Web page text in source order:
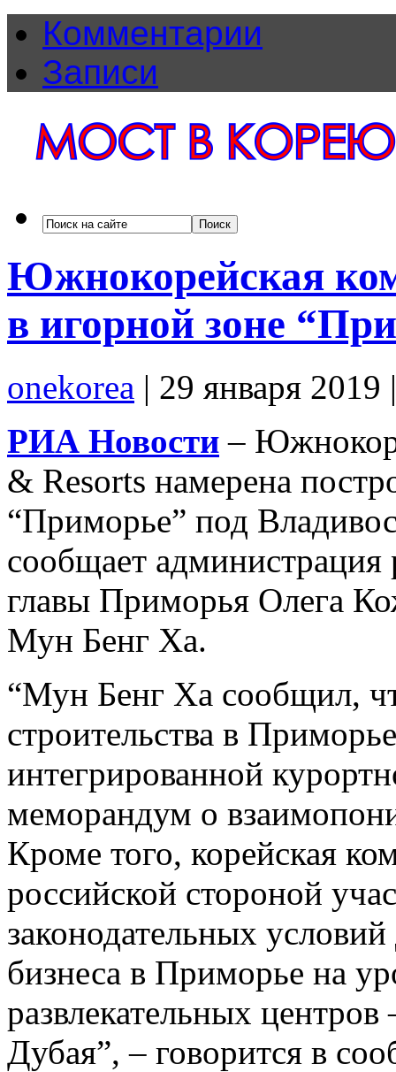
Комментарии
Записи
Южнокорейская
в игорной зоне
onekorea | 29 января 2019
РИА Новости –
& Resorts намерена
“Приморье” под
сообщает администрация
главы Приморья Олега
Мун Бенг Ха.
“Мун Бенг Ха сообщил,
строительства в
интегрированной
меморандум о
Кроме того, корейская
российской стороной
законодательных
бизнеса в Приморье на
развлекательных
Дубая”, – говорится в